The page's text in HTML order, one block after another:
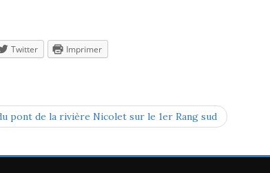
Twitter Imprimer
pont de la rivière Nicolet sur le 1er Rang sud